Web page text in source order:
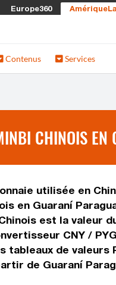
Europe360
Contenus Services
CHINOIS
utilisée en
en Guaraní
est la valeur
CNY /
tableaux de
de Guaraní